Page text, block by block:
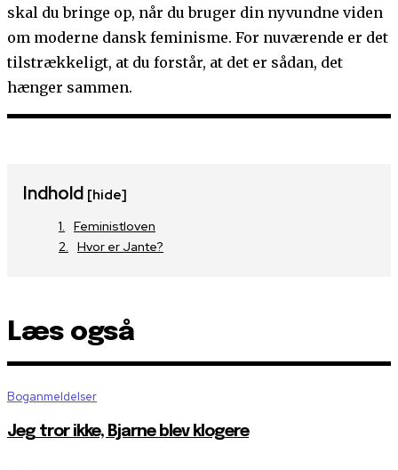
skal du bringe op, når du bruger din nyvundne viden
om moderne dansk feminisme. For nuværende er det
tilstrækkeligt, at du forstår, at det er sådan, det
hænger sammen.
Indhold [hide]
Feministloven
Hvor er Jante?
Læs også
Boganmeldelser
Jeg tror ikke, Bjarne blev klogere